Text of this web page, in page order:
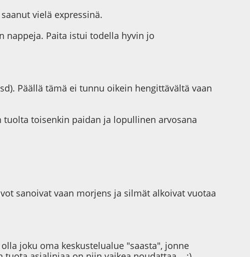
vielä expressinä.
nappeja. Paita istui todella hyvin jo
Päällä tämä ei tunnu oikein hengittävältä vaan
toisenkin paidan ja lopullinen arvosana
sanoivat vaan morjens ja silmät alkoivat vuotaa
joku oma keskustelualue "saasta", jonne